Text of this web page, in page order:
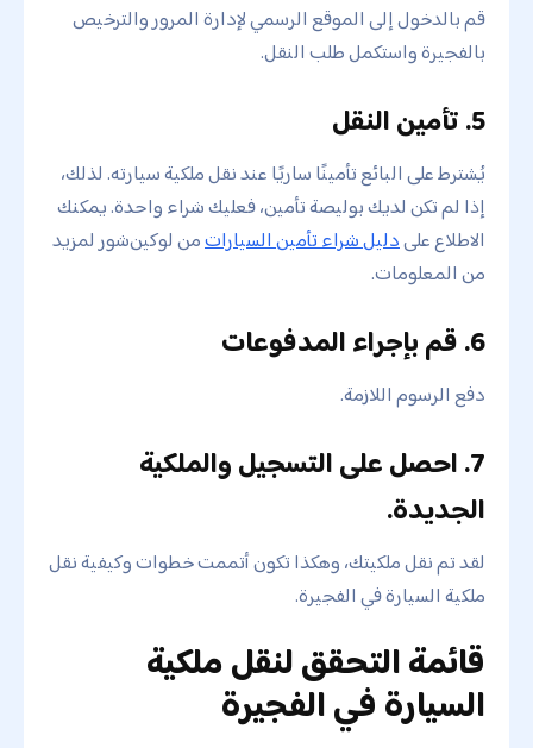
قم بالدخول إلى الموقع الرسمي لإدارة المرور والترخيص
بالفجيرة واستكمل طلب النقل.
5. تأمين النقل
يُشترط على البائع تأمينًا ساريًا عند نقل ملكية سيارته. لذلك،
إذا لم تكن لديك بوليصة تأمين، فعليك شراء واحدة. يمكنك
الاطلاع علىدليل شراء تأمين السياراتمن لوكين‌شور لمزيد
من المعلومات.
6. قم بإجراء المدفوعات
دفع الرسوم اللازمة.
7. احصل على التسجيل والملكية
الجديدة.
لقد تم نقل ملكيتك، وهكذا تكون أتممت خطوات وكيفية نقل
ملكية السيارة في الفجيرة.
قائمة التحقق لنقل ملكية
السيارة في الفجيرة